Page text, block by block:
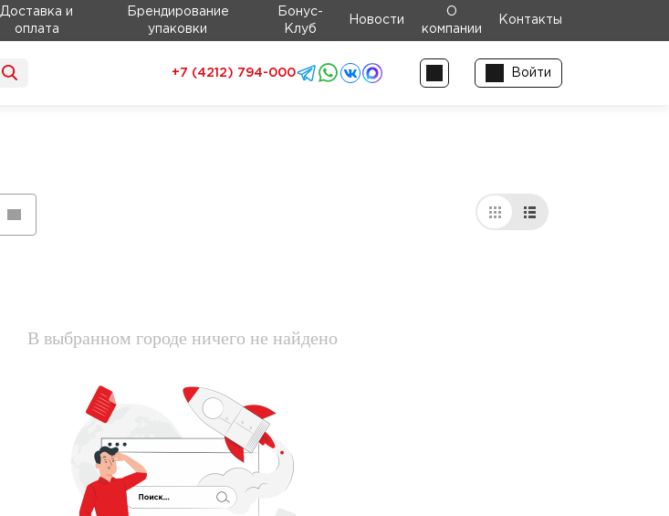
Доставка и
оплата
Брендирование
упаковки
Бонус-
Клуб
Новости
О
компании
Контакты
+7 (4212) 794-000 Войти
В выбранном городе ничего не найдено